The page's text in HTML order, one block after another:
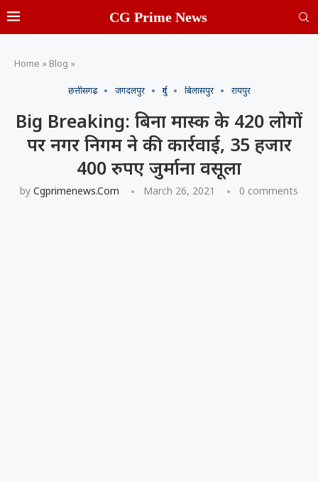
CG Prime News
Home » Blog »
छत्तीसगढ़ जगदलपुर दुर्ग बिलासपुर रायपुर
Big Breaking: बिना मास्क के 420 लोगों
पर नगर निगम ने की कार्रवाई, 35 हजार
400 रुपए जुर्माना वसूला
by Cgprimenews.com March 26, 2021 0 comments